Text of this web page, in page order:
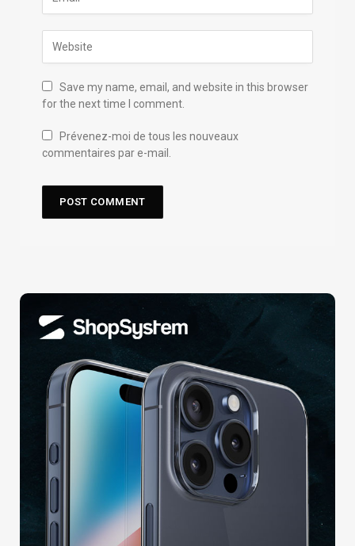
Save my name, email, and website in this browser
for the next time I comment.
Prévenez-moi de tous les nouveaux
commentaires par e-mail.